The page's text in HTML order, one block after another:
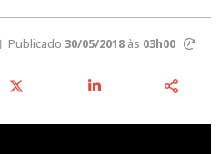
Publicado 30/05/2018às 03h00